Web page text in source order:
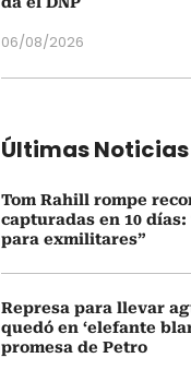
06/08/2026
Últimas Noticias
Tom Rahill rompe
capturadas en 10
para exmilitares”
Represa para llevar
quedó en ‘elefante
promesa de Petro